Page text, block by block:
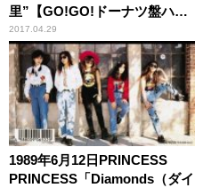
里”【GO!GO!ドーナツ盤ハン
ター】
2017.04.29
1989年6月12日PRINCESS
PRINCESS「Diamonds（ダイ